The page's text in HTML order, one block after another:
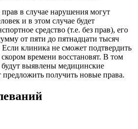
в случае нарушения могут
и в этом случае будет
средство (т.е. без прав), его
от пяти до пятнадцати тысяч
Если клиника не сможет подтвердить
времени восстановят. В том
будут выявлены медицинские
предложить получить новые права.